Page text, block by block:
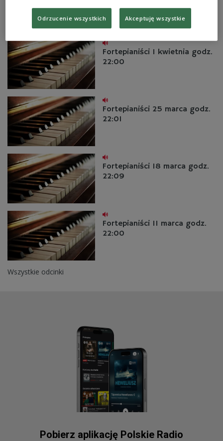
Fortepianiści 1 kwietnia godz.
22:00
Fortepianiści 25 marca godz.
22:01
Fortepianiści 18 marca godz.
22:09
Fortepianiści 11 marca godz.
22:00
Wszystkie odcinki
Pobierz aplikację Polskie Radio
Odrzucenie wszystkich Akceptuję wszystkie